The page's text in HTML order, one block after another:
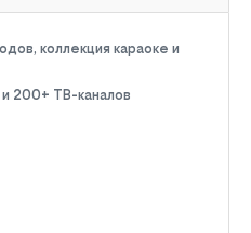
коллекция караоке и
и 200+ ТВ-каналов